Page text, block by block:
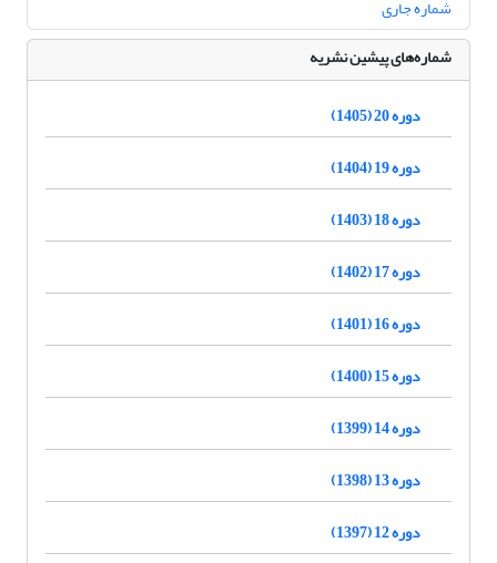
شماره جاری
شماره‌های پیشین نشریه
دوره 20 (1405)
دوره 19 (1404)
دوره 18 (1403)
دوره 17 (1402)
دوره 16 (1401)
دوره 15 (1400)
دوره 14 (1399)
دوره 13 (1398)
دوره 12 (1397)